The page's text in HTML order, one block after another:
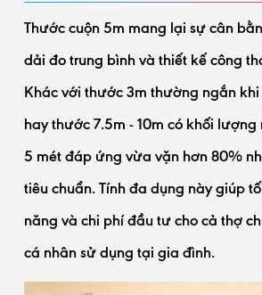
Thước cuộn 5m mang lại sự cân
dải đo trung bình và thiết kế công
Khác với thước 3m thường ngắn
hay thước 7.5m - 10m có khối
5 mét đáp ứng vừa vặn hơn 80%
tiêu chuẩn. Tính đa dụng này giúp
năng và chi phí đầu tư cho cả thợ
cá nhân sử dụng tại gia đình.